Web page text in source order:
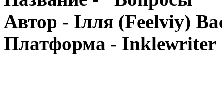
Автор - Ілля (Feelviy)
Платформа - Inklewriter